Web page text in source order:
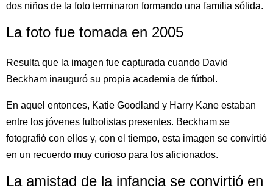
dos niños de la foto terminaron formando una familia sólida.
La foto fue tomada en 2005
Resulta que la imagen fue capturada cuando David
Beckham inauguró su propia academia de fútbol.
En aquel entonces, Katie Goodland y Harry Kane estaban
entre los jóvenes futbolistas presentes. Beckham se
fotografió con ellos y, con el tiempo, esta imagen se convirtió
en un recuerdo muy curioso para los aficionados.
La amistad de la infancia se convirtió en